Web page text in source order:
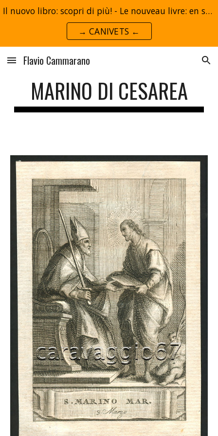
Skip to main content
Il nuovo libro: scopri di più! - Le nouveau livre: en savoir plus!
→ CANIVETS ←
Flavio Cammarano
MARINO DI CESAREA